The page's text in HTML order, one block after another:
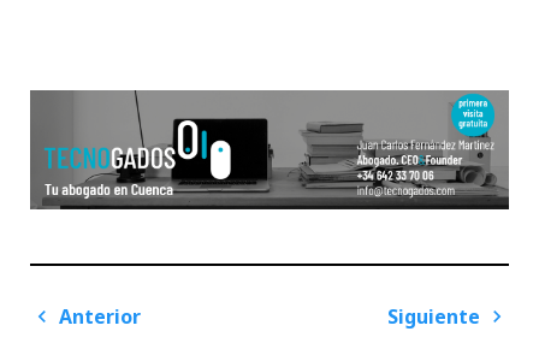
Navegación
Anterior
Siguiente